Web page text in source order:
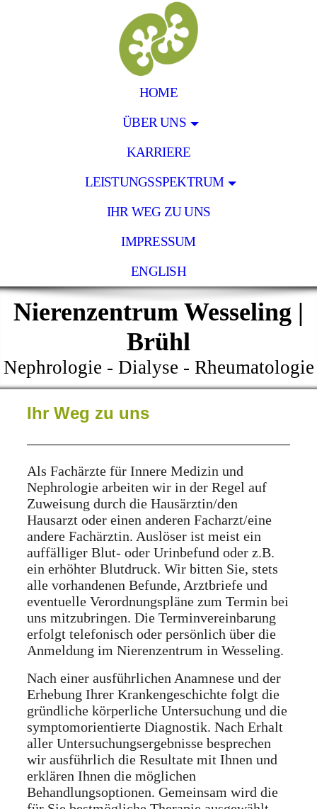
HOME
ÜBER UNS
KARRIERE
LEISTUNGSSPEKTRUM
IHR WEG ZU UNS
IMPRESSUM
ENGLISH
Nierenzentrum Wesseling |
Brühl
Nephrologie - Dialyse - Rheumatologie
Ihr Weg zu uns
Als Fachärzte für Innere Medizin und
Nephrologie arbeiten wir in der Regel auf
Zuweisung durch die Hausärztin/den
Hausarzt oder einen anderen Facharzt/eine
andere Fachärztin. Auslöser ist meist ein
auffälliger Blut- oder Urinbefund oder z.B.
ein erhöhter Blutdruck. Wir bitten Sie, stets
alle vorhandenen Befunde, Arztbriefe und
eventuelle Verordnungspläne zum Termin bei
uns mitzubringen. Die Terminvereinbarung
erfolgt telefonisch oder persönlich über die
Anmeldung im Nierenzentrum in Wesseling.
Nach einer ausführlichen Anamnese und der
Erhebung Ihrer Krankengeschichte folgt die
gründliche körperliche Untersuchung und die
symptomorientierte Diagnostik. Nach Erhalt
aller Untersuchungsergebnisse besprechen
wir ausführlich die Resultate mit Ihnen und
erklären Ihnen die möglichen
Behandlungsoptionen. Gemeinsam wird die